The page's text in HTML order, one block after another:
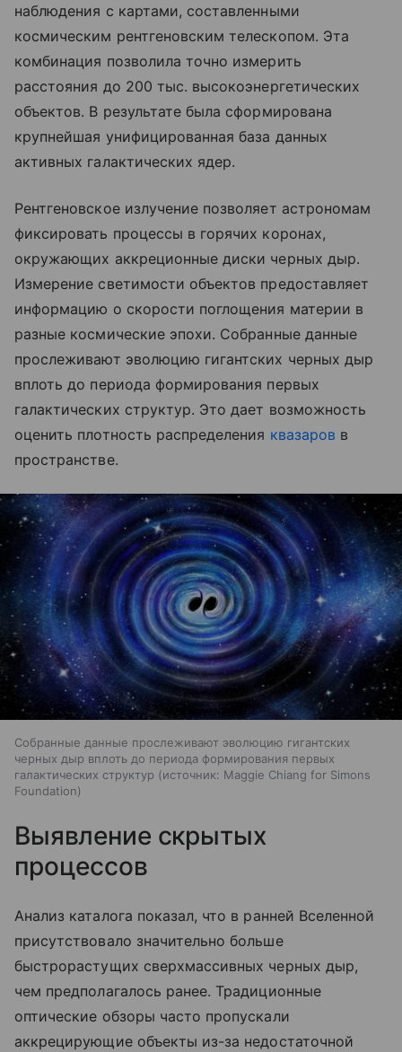
наблюдения с картами, составленными
космическим рентгеновским телескопом. Эта
комбинация позволила точно измерить
расстояния до 200 тыс. высокоэнергетических
объектов. В результате была сформирована
крупнейшая унифицированная база данных
активных галактических ядер.
Рентгеновское излучение позволяет астрономам
фиксировать процессы в горячих коронах,
окружающих аккреционные диски черных дыр.
Измерение светимости объектов предоставляет
информацию о скорости поглощения материи в
разные космические эпохи. Собранные данные
прослеживают эволюцию гигантских черных дыр
вплоть до периода формирования первых
галактических структур. Это дает возможность
оценить плотность распределения квазаров в
пространстве.
Собранные данные прослеживают эволюцию гигантских
черных дыр вплоть до периода формирования первых
галактических структур
источник: Maggie Chiang for Simons
Foundation
Выявление скрытых
процессов
Анализ каталога показал, что в ранней Вселенной
присутствовало значительно больше
быстрорастущих сверхмассивных черных дыр,
чем предполагалось ранее. Традиционные
оптические обзоры часто пропускали
аккрецирующие объекты из-за недостаточной